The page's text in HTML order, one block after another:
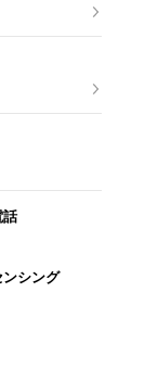
話
シング